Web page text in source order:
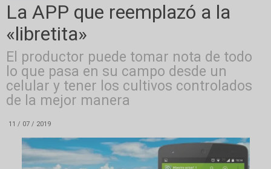
La APP que reemplazó a la
«libretita»
El productor puede tomar nota de todo
lo que pasa en su campo desde un
celular y tener los cultivos controlados
de la mejor manera
11 / 07 / 2019